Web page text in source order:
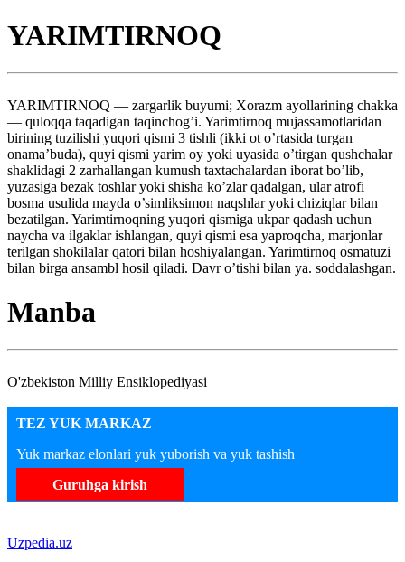
YARIMTIRNOQ
YARIMTIRNOQ — zargarlik buyumi; Xorazm ayollarining chakka
— quloqqa taqadigan taqinchog’i. Yarimtirnoq mujassamotlaridan
birining tuzilishi yuqori qismi 3 tishli (ikki ot o’rtasida turgan
onama’buda), quyi qismi yarim oy yoki uyasida o’tirgan qushchalar
shaklidagi 2 zarhallangan kumush taxtachalardan iborat bo’lib,
yuzasiga bezak toshlar yoki shisha ko’zlar qadalgan, ular atrofi
bosma usulida mayda o’simliksimon naqshlar yoki chiziqlar bilan
bezatilgan. Yarimtirnoqning yuqori qismiga ukpar qadash uchun
naycha va ilgaklar ishlangan, quyi qismi esa yaproqcha, marjonlar
terilgan shokilalar qatori bilan hoshiyalangan. Yarimtirnoq osmatuzi
bilan birga ansambl hosil qiladi. Davr o’tishi bilan ya. soddalashgan.
Manba
O'zbekiston Milliy Ensiklopediyasi
TEZ YUK MARKAZ
Yuk markaz elonlari yuk yuborish va yuk tashish
Guruhga kirish
Uzpedia.uz